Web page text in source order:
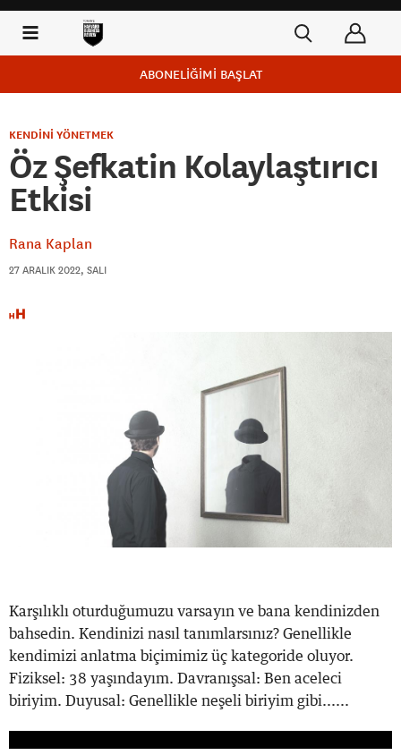
ABONELİĞİMİ BAŞLAT
KENDİNİ YÖNETMEK
Öz Şefkatin Kolaylaştırıcı
Etkisi
Rana Kaplan
27 ARALIK 2022, SALI
Karşılıklı oturduğumuzu varsayın ve bana kendinizden
bahsedin. Kendinizi nasıl tanımlarsınız? Genellikle
kendimizi anlatma biçimimiz üç kategoride oluyor.
Fiziksel: 38 yaşındayım. Davranışsal: Ben aceleci
biriyim. Duyusal: Genellikle neşeli biriyim gibi......